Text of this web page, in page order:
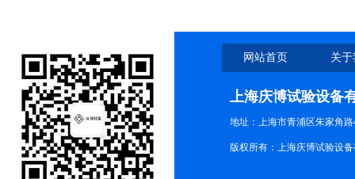
网站首页 关
上海庆博试验设备
地址：上海市青浦区朱家角路
版权所有：上海庆博试验设